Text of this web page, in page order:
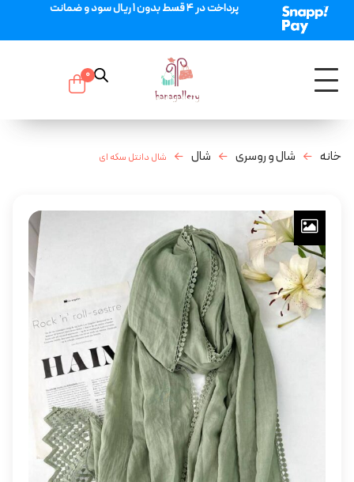
پرداخت در 4 قسط بدون 1 ریال سود و ضمانت
0
خانه شال و روسری شال شال دانتل سکه ای